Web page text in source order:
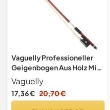
Vaguelly Professioneller
Geigenbogen Aus Holz Mit
Natürlichem
Schachtelhalmhaar Für
Violine 17.32 Zoll
Vaguelly
17,36 € 20,70 €